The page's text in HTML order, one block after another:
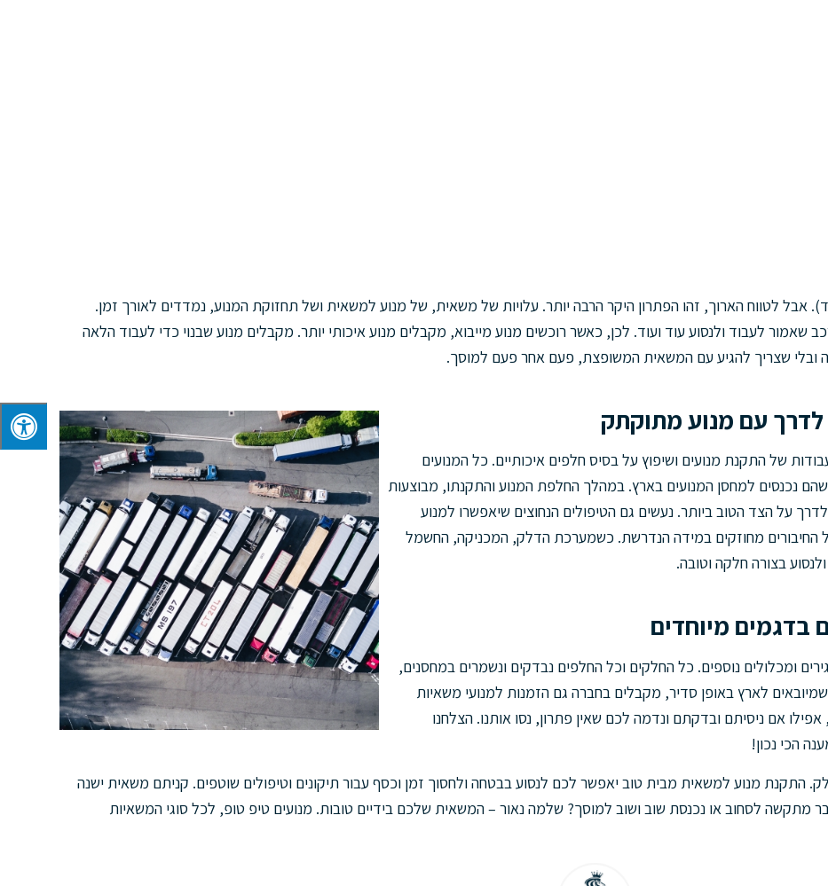
אבל לטווח הארוך, זהו הפתרון היקר הרבה יותר. עלויות של משאית, של מנוע למשאית ושל תחזוקת המנוע, נמדדים לאורך זמן.
שאמור לעבוד ולנסוע עוד ועוד. לכן, כאשר רוכשים מנוע מייבוא, מקבלים מנוע איכותי יותר. מקבלים מנוע שבנוי כדי לעבוד הלאה
ובלי שצריך להגיע עם המשאית המשופצת, פעם אחר פעם למוסך.
לדרך עם מנוע מתוקתק
של התקנת מנועים ושיפוץ על בסיס חלפים איכותיים. כל המנועים
נכנסים למחסן המנועים בארץ. במהלך החלפת המנוע והתקנתו, מבוצעות
על הצד הטוב ביותר. נעשים גם הטיפולים הנחוצים שיאפשרו למנוע
החיבורים מחוזקים במידה הנדרשת. כשמערכת הדלק, המכניקה, החשמל
בצורה חלקה וטובה.
בדגמים מיוחדים
ומכלולים נוספים. כל החלקים וכל החלפים נבדקים ונשמרים במחסנים,
לארץ באופן סדיר, מקבלים בחברה גם הזמנות למנועי משאיות
אפילו אם ניסיתם ובדקתם ונדמה לכם שאין פתרון, נסו אותנו. הצלחנו
הכי נכון!
התקנת מנוע למשאית מבית טוב יאפשר לכם לנסוע בבטחה ולחסוך זמן וכסף עבור תיקונים וטיפולים שוטפים. קניתם משאית ישנה
מתקשה לסחוב או נכנסת שוב ושוב למוסך? שלמה נאור – המשאית שלכם בידיים טובות. מנועים טיפ טופ, לכל סוגי המשאיות